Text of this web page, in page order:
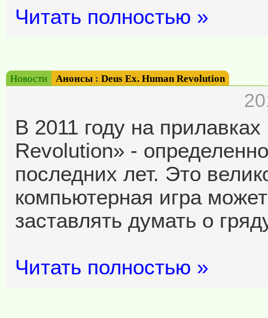
Читать полностью »
Новости Анонсы : Deus Ex. Human Revolution
В 2011 году на
Revolution» -
последних лет. Это
компьютерная игра
заставлять думать о
Читать полностью »